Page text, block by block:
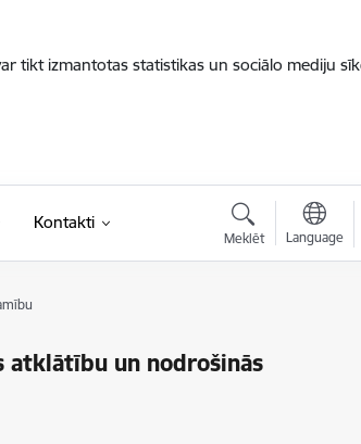
tikt izmantotas statistikas un sociālo mediju
Kontakti
Meklēt Language
un nodrošinās